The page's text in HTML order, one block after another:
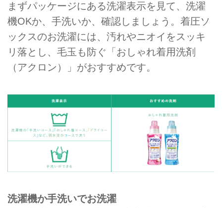
まずパッケージにある洗濯表示を⾒て、洗濯
機OKか、手洗いか、確認しましょう。着圧ソ
ックスのお洗濯には、汚れやニオイをスッキ
リ落とし、毛玉も防ぐ「おしゃれ着用洗剤
（アクロン）」がおすすめです。
洗濯機か手洗いでお洗濯